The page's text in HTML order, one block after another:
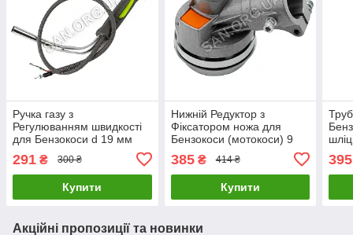
Ручка газу з
Регулюванням швидкості
для Бензокоси d 19 мм
291 ₴ 300 ₴
Купити
Нижній Редуктор з
Фіксатором ножа для
Бензокоси (мотокоси) 9
385₴ 414 ₴
Купити
395
Акційні пропозиції та новинки